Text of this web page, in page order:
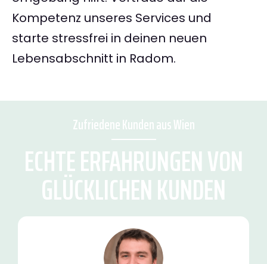
Kompetenz unseres Services und
starte stressfrei in deinen neuen
Lebensabschnitt in Radom.
Zufriedene Kunden aus Wien
ECHTE ERFAHRUNGEN VON
GLÜCKLICHEN KUNDEN